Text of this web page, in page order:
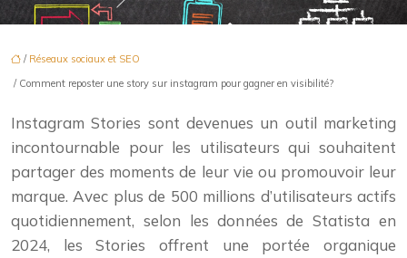
/ Réseaux sociaux et SEO
/ Comment reposter une story sur instagram pour gagner en visibilité?
Instagram Stories sont devenues un outil marketing
incontournable pour les utilisateurs qui souhaitent
partager des moments de leur vie ou promouvoir leur
marque. Avec plus de 500 millions d’utilisateurs actifs
quotidiennement, selon les données de Statista en
2024, les Stories offrent une portée organique